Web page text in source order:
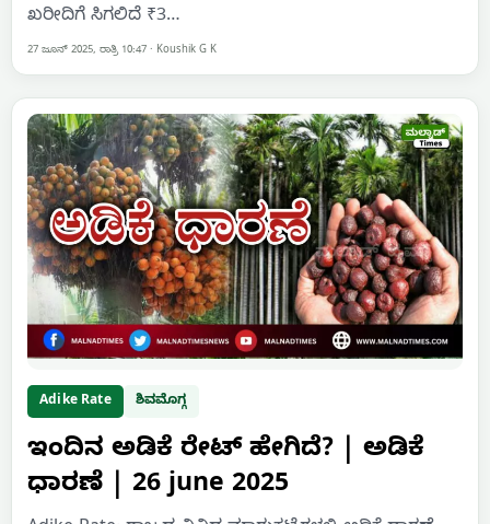
ಖರೀದಿಗೆ ಸಿಗಲಿದೆ ₹3…
27 ಜೂನ್ 2025, ರಾತ್ರಿ 10:47 · Koushik G K
Adike Rate ಶಿವಮೊಗ್ಗ
ಇಂದಿನ ಅಡಿಕೆ ರೇಟ್‌ ಹೇಗಿದೆ? | ಅಡಿಕೆ
ಧಾರಣೆ | 26 june 2025